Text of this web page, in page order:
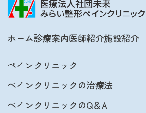
ホーム診療案内医師紹介施設紹介
ペインクリニック
ペインクリニックの治療法
ペインクリニックのQ＆A